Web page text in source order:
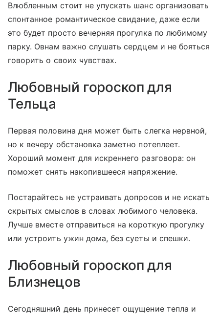
Влюбленным стоит не упускать шанс организовать
спонтанное романтическое свидание, даже если
это будет просто вечерняя прогулка по любимому
парку. Овнам важно слушать сердцем и не бояться
говорить о своих чувствах.
Любовный гороскоп для
Тельца
Первая половина дня может быть слегка нервной,
но к вечеру обстановка заметно потеплеет.
Хороший момент для искреннего разговора: он
поможет снять накопившееся напряжение.
Постарайтесь не устраивать допросов и не искать
скрытых смыслов в словах любимого человека.
Лучше вместе отправиться на короткую прогулку
или устроить ужин дома, без суеты и спешки.
Любовный гороскоп для
Близнецов
Сегодняшний день принесет ощущение тепла и